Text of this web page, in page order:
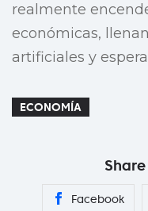
realmente
económicas,
artificiales y
ECONOMÍA
Facebook